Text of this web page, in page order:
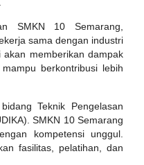
SMKN 10 Semarang,
sama dengan industri
memberikan dampak
berkontribusi lebih
Teknik Pengelasan
SMKN 10 Semarang
kompetensi unggul.
fasilitas, pelatihan, dan